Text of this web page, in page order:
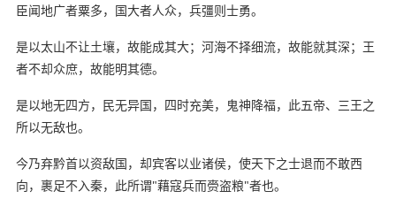
臣闻地广者粟多，国大者人众，兵彊则士勇。
是以太山不让土壤，故能成其大；河海不择细流，故能就其深；王
者不却众庶，故能明其德。
是以地无四方，民无异国，四时充美，鬼神降福，此五帝、三王之
所以无敌也。
今乃弃黔首以资敌国，却宾客以业诸侯，使天下之士退而不敢西
向，裹足不入秦，此所谓"藉寇兵而赍盗粮"者也。